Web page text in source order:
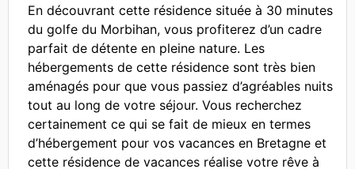
En découvrant cette résidence située à 30 minutes
du golfe du Morbihan, vous profiterez d’un cadre
parfait de détente en pleine nature. Les
hébergements de cette résidence sont très bien
aménagés pour que vous passiez d’agréables nuits
tout au long de votre séjour. Vous recherchez
certainement ce qui se fait de mieux en termes
d’hébergement pour vos vacances en Bretagne et
cette résidence de vacances réalise votre rêve à